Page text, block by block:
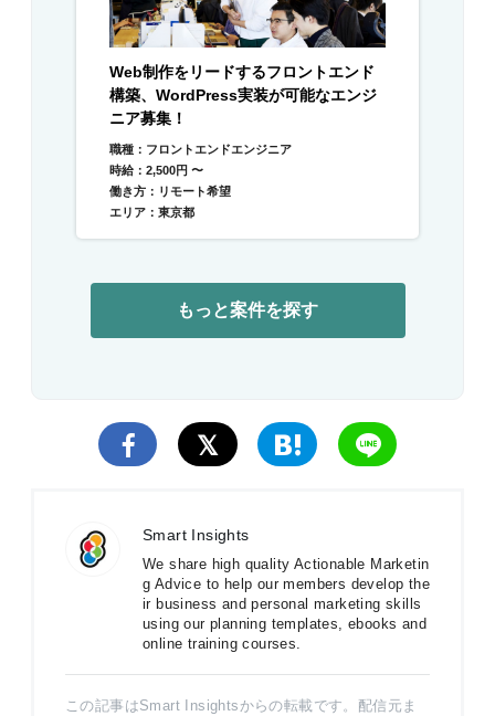
Web制作をリードするフロントエンド
構築、WordPress実装が可能なエンジ
ニア募集！
職種：フロントエンドエンジニア
時給：2,500円 〜
働き方：リモート希望
エリア：東京都
もっと案件を探す
Smart Insights
We share high quality Actionable Marketin
g Advice to help our members develop the
ir business and personal marketing skills
using our planning templates, ebooks and
online training courses.
この記事はSmart Insightsからの転載です。配信元ま